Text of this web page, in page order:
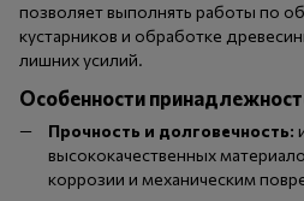
позволяет выполнять работы по
кустарников и обработке
лишних усилий.
Особенности
Прочность и долговечность:
высококачественных
коррозии и механическим